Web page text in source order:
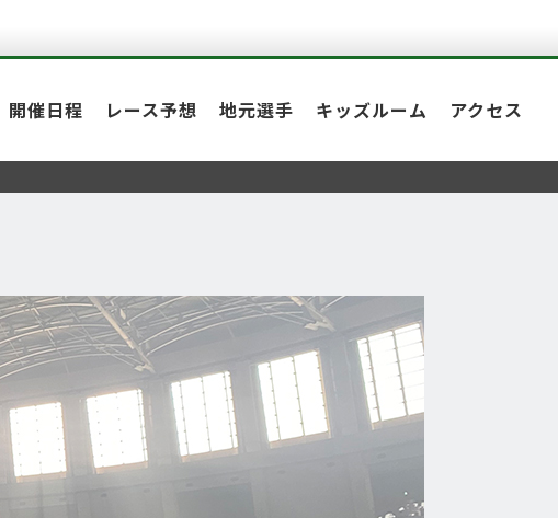
開催日程 レース予想 地元選手 キッズルーム アクセス